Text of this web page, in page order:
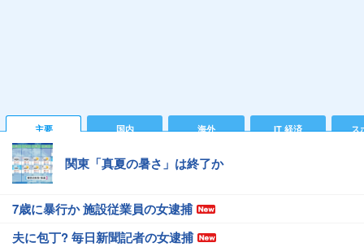
主要 国内 海外 IT 経済 ス
関東「真夏の暑さ」は終了か
7歳に暴行か 施設従業員の女逮捕
夫に包丁? 毎日新聞記者の女逮捕